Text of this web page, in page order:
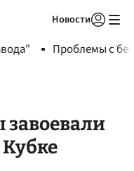
Новости
Проблемы с
завоевали